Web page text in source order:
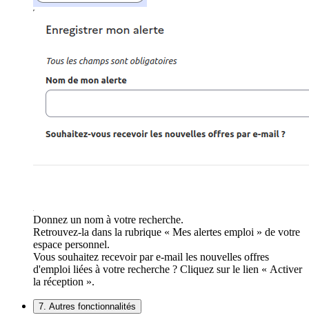
Donnez un nom à votre recherche.
Retrouvez-la dans la rubrique « Mes alertes emploi » de votre
espace personnel.
Vous souhaitez recevoir par e-mail les nouvelles offres
d'emploi liées à votre recherche ? Cliquez sur le lien « Activer
la réception ».
7. Autres fonctionnalités